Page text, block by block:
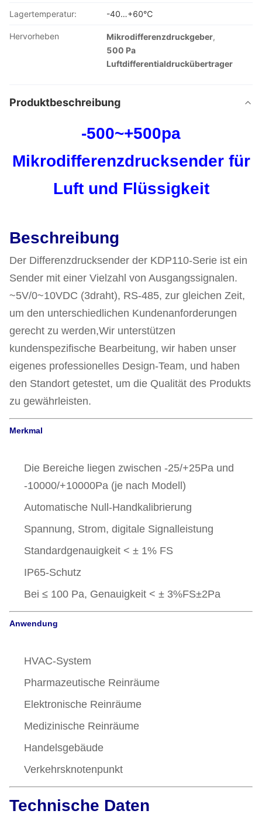
Lagertemperatur: -40…+60℃
Hervorheben Mikrodifferenzdruckgeber,
500 Pa
Luftdifferentialdruckübertrager
Produktbeschreibung
-500~+500pa
Mikrodifferenzdrucksender für
Luft und Flüssigkeit
Beschreibung
Der Differenzdrucksender der KDP110-Serie ist ein
Sender mit einer Vielzahl von Ausgangssignalen.
~5V/0~10VDC (3draht), RS-485, zur gleichen Zeit,
um den unterschiedlichen Kundenanforderungen
gerecht zu werden,Wir unterstützen
kundenspezifische Bearbeitung, wir haben unser
eigenes professionelles Design-Team, und haben
den Standort getestet, um die Qualität des Produkts
zu gewährleisten.
Merkmal
Die Bereiche liegen zwischen -25/+25Pa und
-10000/+10000Pa (je nach Modell)
Automatische Null-Handkalibrierung
Spannung, Strom, digitale Signalleistung
Standardgenauigkeit < ± 1% FS
IP65-Schutz
Bei ≤ 100 Pa, Genauigkeit < ± 3%FS±2Pa
Anwendung
HVAC-System
Pharmazeutische Reinräume
Elektronische Reinräume
Medizinische Reinräume
Handelsgebäude
Verkehrsknotenpunkt
Technische Daten